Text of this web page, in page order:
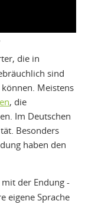
die in
sind
Meistens
, die
Im Deutschen
Besonders
haben den
der Endung -
eigene Sprache